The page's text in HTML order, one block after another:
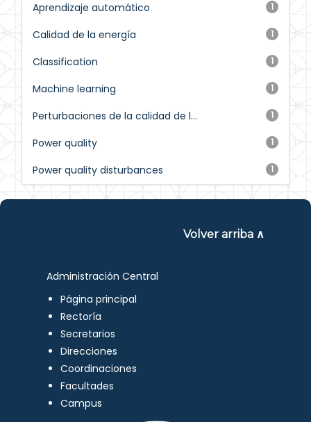
1
Aprendizaje automático
1
Calidad de la energía
1
Classification
1
Machine learning
1
Perturbaciones de la calidad de l...
1
Power quality
1
Power quality disturbances
Volver arriba ∧
Administración Central
Página principal
Rectoría
Secretarios
Direcciones
Coordinaciones
Facultades
Campus